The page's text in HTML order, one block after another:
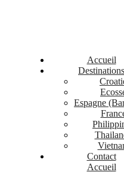
Accueil
Destinations
Espagne
Contact
Accueil